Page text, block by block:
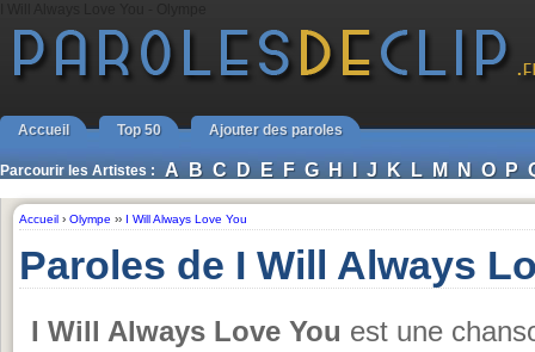
Accueil Top 50 Ajouter des paroles
Parcourir les Artistes : A B C D E F G H I J K L M N O P
Accueil › Olympe ›› I Will Always Love You
Paroles de I Will Always
I Will Always Love You est une